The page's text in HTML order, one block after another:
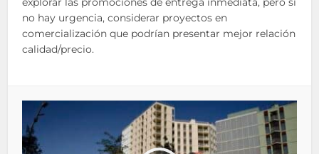
no hay urgencia, considerar proyectos en
comercialización que podrían presentar mejor relación
calidad/precio.